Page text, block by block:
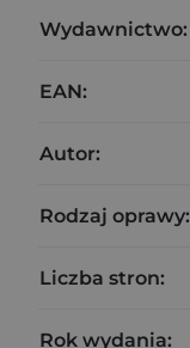
Wydawnictwo:
EAN:
Autor:
Rodzaj oprawy:
Liczba stron:
Rok wydania: